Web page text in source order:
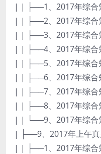
| | ├──1、2017年综合
| | ├──2、2017年综合
| | ├──3、2017年综合
| | ├──4、2017年综合
| | ├──5、2017年综合
| | ├──6、2017年综合
| | ├──7、2017年综合
| | ├──8、2017年综合
| | └──9、2017年综合
| ├──9、2017年上午真
| | ├──1、2017年综合